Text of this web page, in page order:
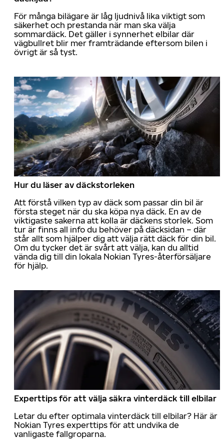
För många bilägare är låg ljudnivå lika viktigt som
säkerhet och prestanda när man ska välja
sommardäck. Det gäller i synnerhet elbilar där
vägbullret blir mer framträdande eftersom bilen i
övrigt är så tyst.
Hur du läser av däckstorleken
Att förstå vilken typ av däck som passar din bil är
första steget när du ska köpa nya däck. En av de
viktigaste sakerna att kolla är däckens storlek. Som
tur är finns all info du behöver på däcksidan – där
står allt som hjälper dig att välja rätt däck för din bil.
Om du tycker det är svårt att välja, kan du alltid
vända dig till din lokala Nokian Tyres-återförsäljare
för hjälp.
Experttips för att välja säkra vinterdäck till elbilar
Letar du efter optimala vinterdäck till elbilar? Här är
Nokian Tyres experttips för att undvika de
vanligaste fallgroparna.